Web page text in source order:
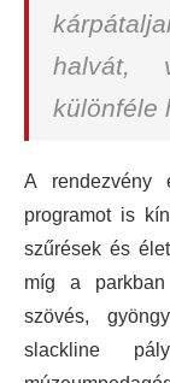
halvát,
különféle
A rendezvény
programot is
szűrések és
míg a parkban
szövés,
slackline